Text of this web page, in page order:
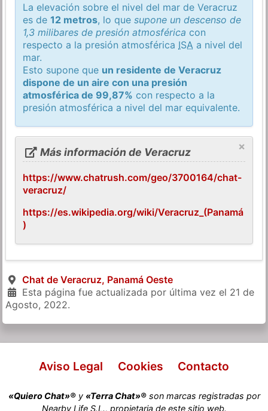
La elevación sobre el nivel del mar de Veracruz
es de12 metros, lo quesupone un descenso de
1,3 milibares de presión atmosférica con
respecto a la presión atmosférica ISA a nivel del
mar.
Esto supone que un residente de Veracruz
dispone de un aire con una presión
atmosférica de 99,87% con respecto a la
presión atmosférica a nivel del mar equivalente.
×
Más información de Veracruz
https://www.chatrush.com/geo/3700164/chat-
veracruz/
https://es.wikipedia.org/wiki/Veracruz_(Panamá
)
Chat de Veracruz, Panamá Oeste
Esta página fue actualizada por última vez el 21 de
Agosto, 2022.
Aviso Legal Cookies Contacto
«Quiero Chat»®y «Terra Chat»®son marcas registradas por
Nearby Life S.L., propietaria de este sitio web.